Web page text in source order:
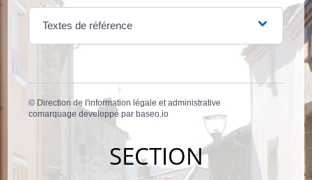
Textes de référence
© Direction de l'information légale et administrative
comarquage developpé par baseo.io
SECTION